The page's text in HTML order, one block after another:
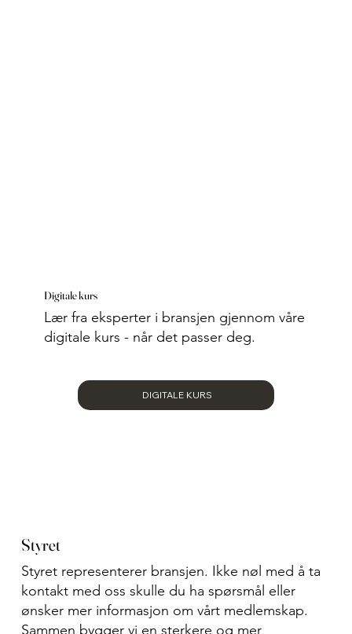
Styret
Styret representerer bransjen. Ikke nøl med å ta
kontakt med oss skulle du ha spørsmål eller
ønsker mer informasjon om vårt medlemskap.
Sammen bygger vi en sterkere og mer
Digitale kurs
Lær fra eksperter i bransjen gjennom våre
digitale kurs - når det passer deg.
DIGITALE KURS